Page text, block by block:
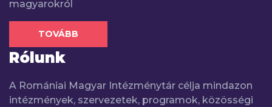
magyarokról
TOVÁBB
Rólunk
A Romániai Magyar Intézménytár célja mindazon
intézmények, szervezetek, programok, közösségi